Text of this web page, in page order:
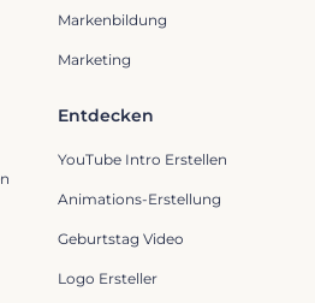
Markenbildung
Marketing
Entdecken
YouTube Intro Erstellen
Animations-Erstellung
Geburtstag Video
Logo Ersteller